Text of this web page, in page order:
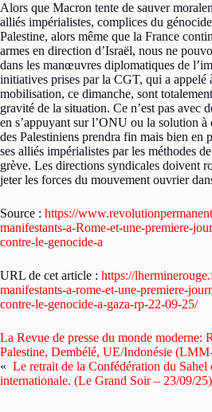
Alors que Macron tente de sauver
alliés impérialistes, complices du
Palestine, alors même que la France
armes en direction d’Israël, nous ne
dans les manœuvres diplomatiques de
initiatives prises par la CGT, qui a appelé
mobilisation, ce dimanche, sont
gravité de la situation. Ce n’est pas avec
en s’appuyant sur l’ONU ou la solution à
des Palestiniens prendra fin mais bien en
ses alliés impérialistes par les méthodes
grève. Les directions syndicales doivent
jeter les forces du mouvement ouvrier
Source : https://
manifestants-a-Rome-et-une-premiere-
contre-le-genocide-a
URL de cet article : https://
manifestants-a-rome-et-une-premiere-
contre-le-genocide-a-gaza-rp-22-09-25/
La Revue de presse du monde moderne:
Palestine, Dembélé, UE/Indonésie
« Le retrait de la Confédération du Sahel
internationale. (Le Grand Soir – 23/09/25)